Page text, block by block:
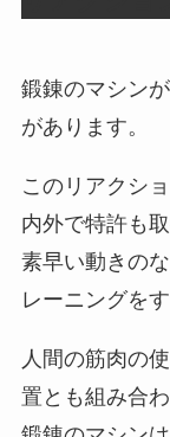
鍛錬のマシン
があります。
このリアクシ
内外で特許も
素早い動きの
レーニングを
人間の筋肉の
置とも組み合